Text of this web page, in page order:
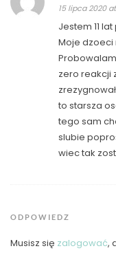
15 lipca 2020 at
Jestem 11
Moje dzoeci
zero reakcji
to starsza
tego sam
slubie
wiec tak
ODPOWIEDZ
Musisz się zalogować,